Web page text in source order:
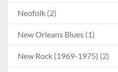
Neofolk (2)
New Orleans Blues (1)
New Rock (1969-1975) (2)